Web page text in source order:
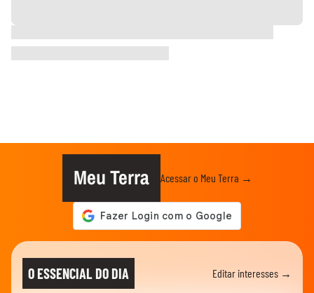
Meu Terra Acessar o Meu Terra →
O ESSENCIAL DO DIA Editar interesses →